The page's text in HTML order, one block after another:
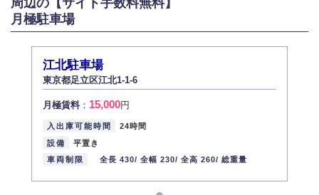
お問い合わせに対する回答、資料等の送付
採用に関する回答、情報の提供
弊社は取り扱う個人情報の外部への漏洩を防止し、その利用目的に応じて
適切かつ安全に管理します。
4.個人情報の第三者提供
法的義務など正当な理由に基づく要請があった場合を除き、お客様の個人
5.個人情報の開示・訂正・削除
お客様ご本人から自己の個人情報開示の請求があった場合、すみやかに開
ん）。
周辺の【サイト手数料無料】
月極駐車場
江北駐車場
東京都足立区江北1-1-6
月極賃料： 15,000円
入出庫可能時間
24時間
設備
平置き
車両制限
全長 430/ 全幅 230/ 全高 260/ 総重量